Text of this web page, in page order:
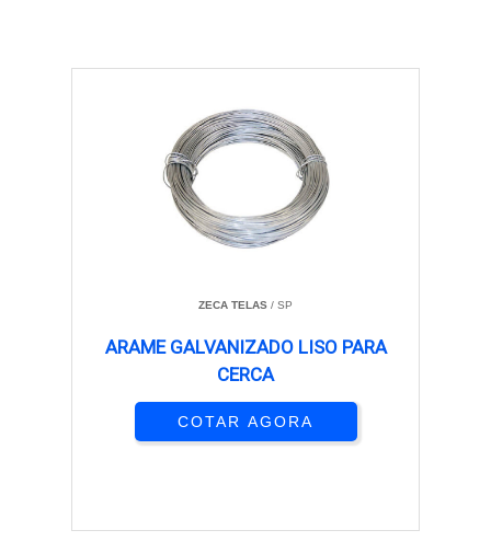
ZECA TELAS / SP
ARAME GALVANIZADO LISO PARA
CERCA
COTAR AGORA